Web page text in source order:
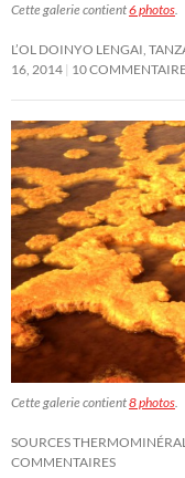
Cette galerie contient6 photos.
L’OL DOINYO LENGAI,
16, 2014 10
Cette galerie contient8 photos.
SOURCES
COMMENTAIRES